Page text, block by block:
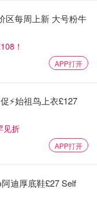
区每周上新 大号粉牛
！
APP打开
⚡️始祖鸟上衣£127
见折
APP打开
迪厚底鞋£27 Self